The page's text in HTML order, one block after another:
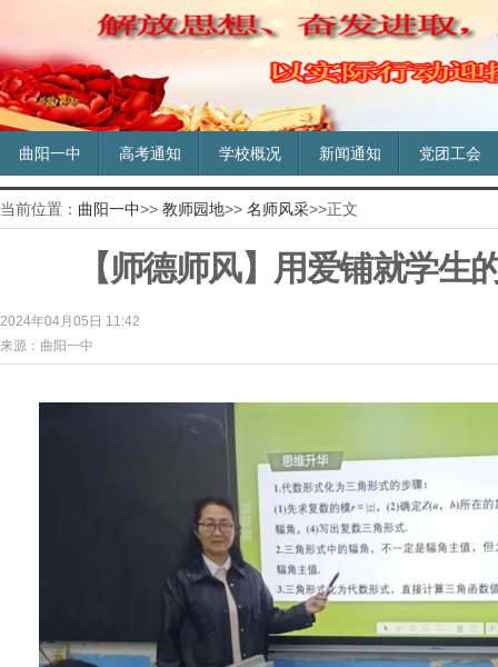
曲阳一中 高考通知 学校概况 新闻通知 党团工会
当前位置： 曲阳一中>> 教师园地>> 名师风采>>正文
【师德师风】用爱铺就学生
2024年04月05日 11:42
来源：曲阳一中